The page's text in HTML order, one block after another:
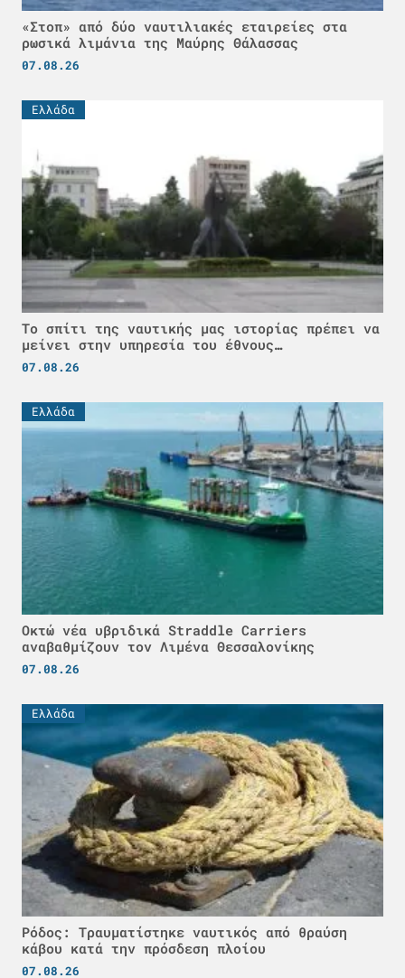
«Στοπ» από δύο ναυτιλιακές εταιρείες στα
ρωσικά λιμάνια της Μαύρης Θάλασσας
07.08.26
Ελλάδα
Το σπίτι της ναυτικής μας ιστορίας πρέπει να
μείνει στην υπηρεσία του έθνους…
07.08.26
Ελλάδα
Οκτώ νέα υβριδικά Straddle Carriers
αναβαθμίζουν τον Λιμένα Θεσσαλονίκης
07.08.26
Ελλάδα
Ρόδος: Τραυματίστηκε ναυτικός από θραύση
κάβου κατά την πρόσδεση πλοίου
07.08.26